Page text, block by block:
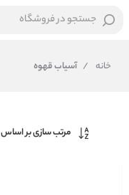
جستجو در فروشگاه
خانه / آسیاب قهوه
مرتب سازی بر اساس